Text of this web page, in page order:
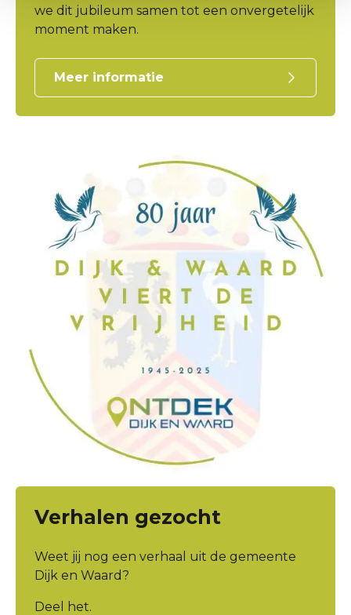
we dit jubileum samen tot een onvergetelijk
moment maken.
Meer informatie
Verhalen gezocht
Weet jij nog een verhaal uit de gemeente
Dijk en Waard?
Deel het.